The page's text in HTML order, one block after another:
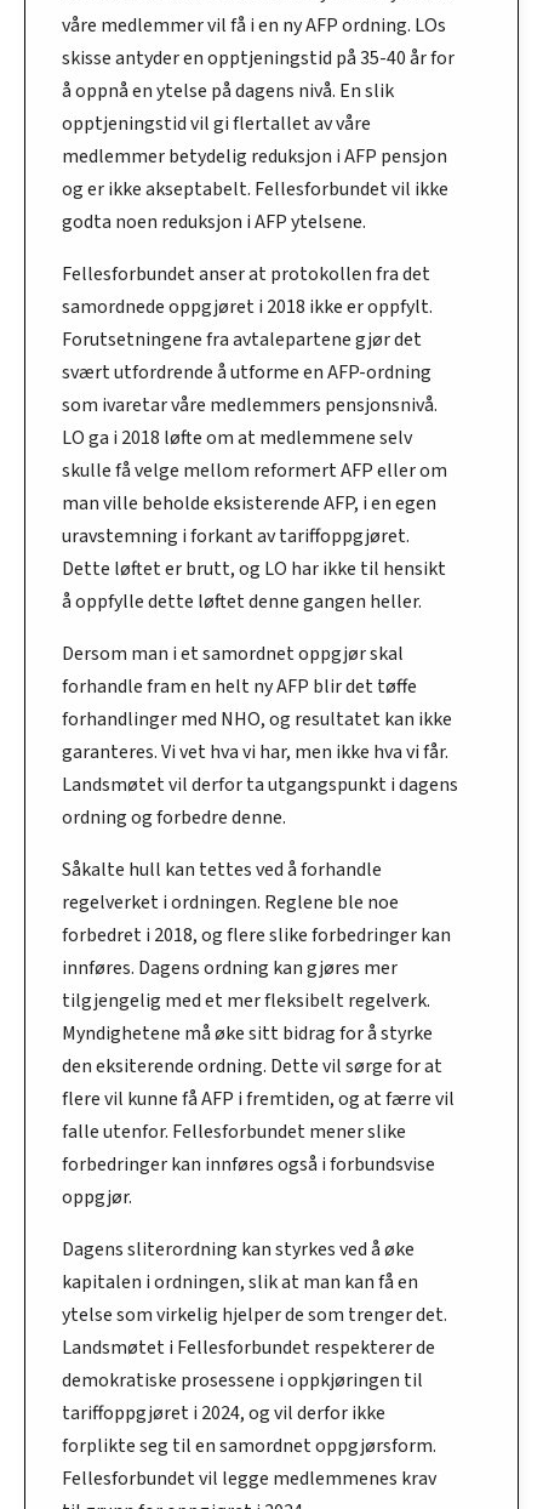
våre medlemmer vil få i en ny AFP ordning. LOs
skisse antyder en opptjeningstid på 35-40 år for
å oppnå en ytelse på dagens nivå. En slik
opptjeningstid vil gi flertallet av våre
medlemmer betydelig reduksjon i AFP pensjon
og er ikke akseptabelt. Fellesforbundet vil ikke
godta noen reduksjon i AFP ytelsene.
Fellesforbundet anser at protokollen fra det
samordnede oppgjøret i 2018 ikke er oppfylt.
Forutsetningene fra avtalepartene gjør det
svært utfordrende å utforme en AFP-ordning
som ivaretar våre medlemmers pensjonsnivå.
LO ga i 2018 løfte om at medlemmene selv
skulle få velge mellom reformert AFP eller om
man ville beholde eksisterende AFP, i en egen
uravstemning i forkant av tariffoppgjøret.
Dette løftet er brutt, og LO har ikke til hensikt
å oppfylle dette løftet denne gangen heller.
Dersom man i et samordnet oppgjør skal
forhandle fram en helt ny AFP blir det tøffe
forhandlinger med NHO, og resultatet kan ikke
garanteres. Vi vet hva vi har, men ikke hva vi får.
Landsmøtet vil derfor ta utgangspunkt i dagens
ordning og forbedre denne.
Såkalte hull kan tettes ved å forhandle
regelverket i ordningen. Reglene ble noe
forbedret i 2018, og flere slike forbedringer kan
innføres. Dagens ordning kan gjøres mer
tilgjengelig med et mer fleksibelt regelverk.
Myndighetene må øke sitt bidrag for å styrke
den eksiterende ordning. Dette vil sørge for at
flere vil kunne få AFP i fremtiden, og at færre vil
falle utenfor. Fellesforbundet mener slike
forbedringer kan innføres også i forbundsvise
oppgjør.
Dagens sliterordning kan styrkes ved å øke
kapitalen i ordningen, slik at man kan få en
ytelse som virkelig hjelper de som trenger det.
Landsmøtet i Fellesforbundet respekterer de
demokratiske prosessene i oppkjøringen til
tariffoppgjøret i 2024, og vil derfor ikke
forplikte seg til en samordnet oppgjørsform.
Fellesforbundet vil legge medlemmenes krav